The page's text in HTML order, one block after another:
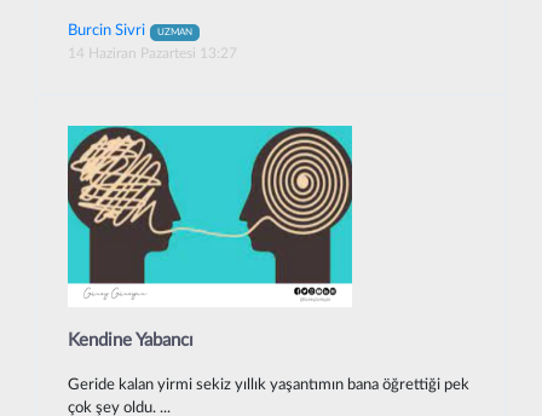
Burcin Sivri UZMAN
14 Haziran Pazartesi 13:27
Kendine Yabancı
Geride kalan yirmi sekiz yıllık yaşantımın bana öğrettiği pek
çok şey oldu. ...